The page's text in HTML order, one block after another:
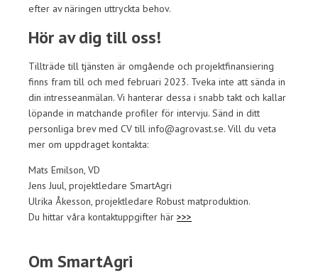
efter av näringen uttryckta behov.
Hör av dig till oss!
Tillträde till tjänsten är omgående och projektfinansiering
finns fram till och med februari 2023. Tveka inte att sända in
din intresseanmälan. Vi hanterar dessa i snabb takt och kallar
löpande in matchande profiler för intervju. Sänd in ditt
personliga brev med CV till info@agrovast.se. Vill du veta
mer om uppdraget kontakta:
Mats Emilson, VD
Jens Juul, projektledare SmartAgri
Ulrika Åkesson, projektledare Robust matproduktion.
Du hittar våra kontaktuppgifter här >>>
Om SmartAgri